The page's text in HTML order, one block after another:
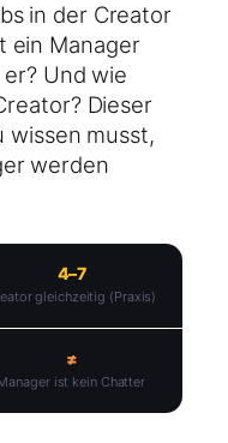
in der Creator
ein Manager
Und wie
Dieser
wissen musst,
werden
4–7
gleichzeitig (Praxis)
≠
ist kein Chatter